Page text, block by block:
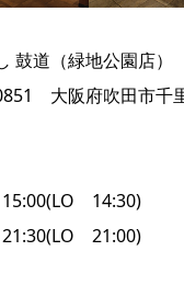
鼓道（緑地公園店）
大阪府吹田市千
14:30)
21:00)